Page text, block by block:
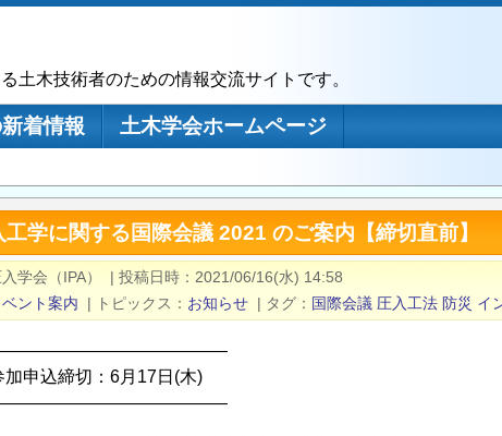
土木技術者のための情報交流サイトです。
着情報
土木学会ホームページ
学に関する国際会議 2021 のご案内【締切直前】
学会（IPA） | 投稿日時
2021/06/16(水) 14:58
ベント案内 | トピックス お知らせ | タグ 国際会議 圧入工法 防災 イ
申込締切：6月17日(木)